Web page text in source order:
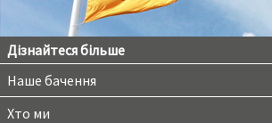
Дізнайтеся більше
Наше бачення
Хто ми